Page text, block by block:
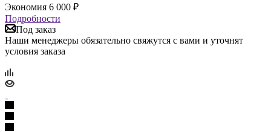
Экономия 6 000 ₽
Подробности
Под заказ
Наши менеджеры обязательно свяжутся с вами и уточнят
условия заказа